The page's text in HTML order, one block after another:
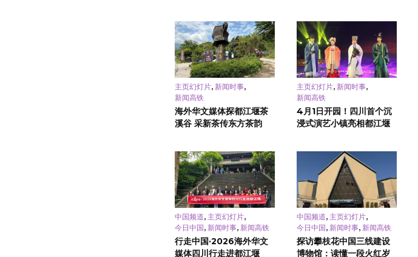
主页幻灯片, 新闻时事,
新闻高铁
海外华文媒体探都江堰茶
溪谷 采新茶传东方茶韵
主页幻灯片, 新闻时事,
新闻高铁
4月1日开园！四川首个沉
浸式演艺小镇亮相都江堰
中国频道 主页幻灯片
今日中国 新闻时事 新闻高铁
行走中国·2026海外华文
媒体四川行走进都江堰
中国频道 主页幻灯片
今日中国 新闻时事 新闻高铁
探访攀枝花中国三线建设
博物馆：读懂一段火红岁